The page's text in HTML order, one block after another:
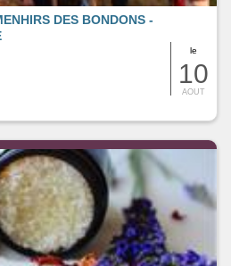
le
10
AOUT
DES BONDONS -